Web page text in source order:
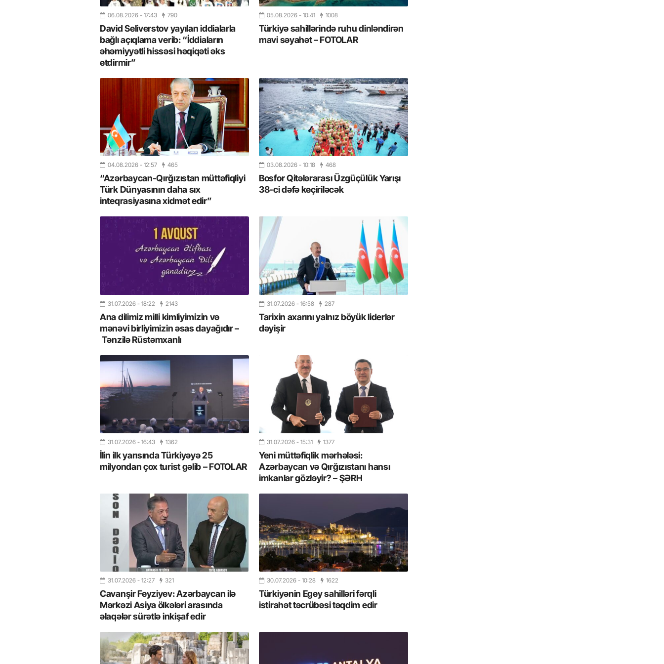
06.08.2026 - 17:43 790
David Seliverstov yayılan iddialarla
bağlı açıqlama verib: “İddiaların
əhəmiyyətli hissəsi həqiqəti əks
etdirmir”
05.08.2026 - 10:41 1008
Türkiyə sahillərində ruhu dinləndirən
mavi səyahət – FOTOLAR
04.08.2026 - 12:57 465
“Azərbaycan-Qırğızıstan müttəfiqliyi
Türk Dünyasının daha sıx
inteqrasiyasına xidmət edir”
03.08.2026 - 10:18 468
Bosfor Qitələrarası Üzgüçülük Yarışı
38-ci dəfə keçiriləcək
31.07.2026 - 18:22 2143
Ana dilimiz milli kimliyimizin və
mənəvi birliyimizin əsas dayağıdır –
Tənzilə Rüstəmxanlı
31.07.2026 - 16:58 287
Tarixin axarını yalnız böyük liderlər
dəyişir
31.07.2026 - 16:43 1362
İlin ilk yarısında Türkiyəyə 25
milyondan çox turist gəlib – FOTOLAR
31.07.2026 - 15:31 1377
Yeni müttəfiqlik mərhələsi:
Azərbaycan və Qırğızıstanı hansı
imkanlar gözləyir? – ŞƏRH
31.07.2026 - 12:27 321
Cavanşir Feyziyev: Azərbaycan ilə
Mərkəzi Asiya ölkələri arasında
əlaqələr sürətlə inkişaf edir
30.07.2026 - 10:28 1622
Türkiyənin Egey sahilləri fərqli
istirahət təcrübəsi təqdim edir